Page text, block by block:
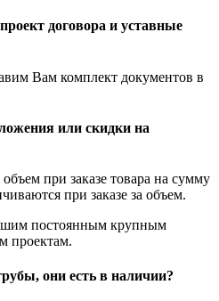
договора и уставные
Вам комплект документов в
или скидки на
при заказе товара на сумму
при заказе за объем.
постоянным крупным
проектам.
они есть в наличии?